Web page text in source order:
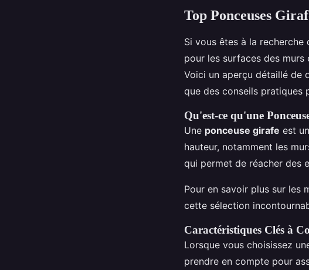
Top Ponceuses
Si vous êtes à la
pour les surfaces des
Voici un aperçu détaillé de
que des conseils pratiques
Qu'est-ce qu'une
Une ponceuse girafe est
hauteur, notamment les
qui permet de réacher des
Pour en savoir plus sur les
cette sélection
Caractéristiques Clés à
Lorsque vous choisissez
prendre en compte pour